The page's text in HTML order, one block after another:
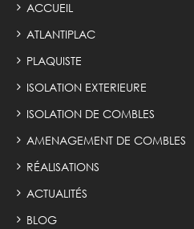
ACCUEIL
ATLANTIPLAC
PLAQUISTE
ISOLATION EXTERIEURE
ISOLATION DE COMBLES
AMENAGEMENT DE COMBLES
RÉALISATIONS
ACTUALITÉS
BLOG